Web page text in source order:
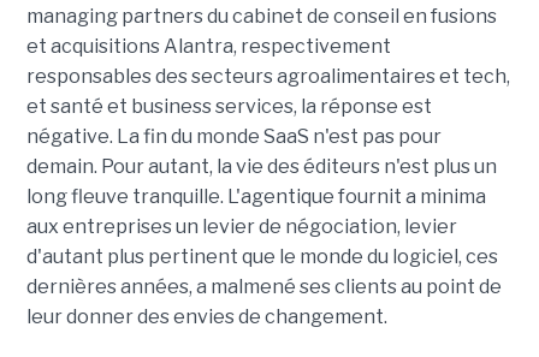
managing partners du cabinet de conseil en fusions
et acquisitions Alantra, respectivement
responsables des secteurs agroalimentaires et tech,
et santé et business services, la réponse est
négative. La fin du monde SaaS n'est pas pour
demain. Pour autant, la vie des éditeurs n'est plus un
long fleuve tranquille. L'agentique fournit a minima
aux entreprises un levier de négociation, levier
d'autant plus pertinent que le monde du logiciel, ces
dernières années, a malmené ses clients au point de
leur donner des envies de changement.